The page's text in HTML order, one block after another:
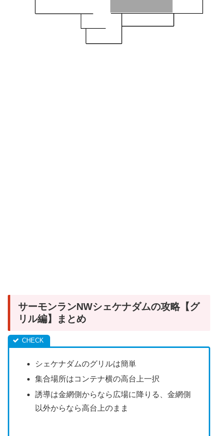
サーモンランNWシェケナダムの攻略【グ
リル編】まとめ
シェケナダムのグリルは簡単
集合場所はコンテナ横の高台上一択
誘導は金網側からなら広場に降りる、金網側
以外からなら高台上のまま